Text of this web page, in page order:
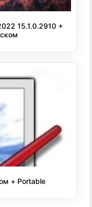
15.1.0.2910 +
+ Portable